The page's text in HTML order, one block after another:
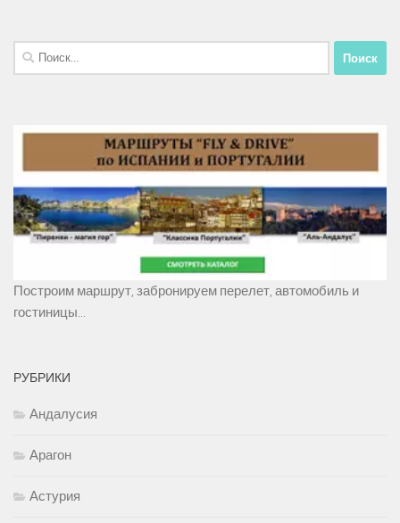
Найти:
Построим маршрут, забронируем перелет, автомобиль и
гостиницы...
РУБРИКИ
Андалусия
Арагон
Астурия